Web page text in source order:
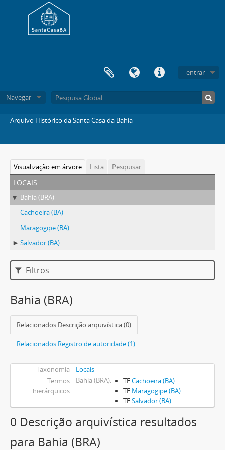
entrar
Navegar
Arquivo Histórico da Santa Casa da Bahia
Visualização em árvore Lista Pesquisar
locais
Bahia (BRA)
Cachoeira (BA)
Maragogipe (BA)
Salvador (BA)
Filtros
Bahia (BRA)
Relacionados Descrição arquivística (0)
Relacionados Registro de autoridade (1)
Taxonomia
Locais
Termos
hierárquicos
Bahia (BRA) TECachoeira (BA)
TE Maragogipe (BA)
TESalvador (BA)
0 Descrição arquivística resultados
para Bahia (BRA)